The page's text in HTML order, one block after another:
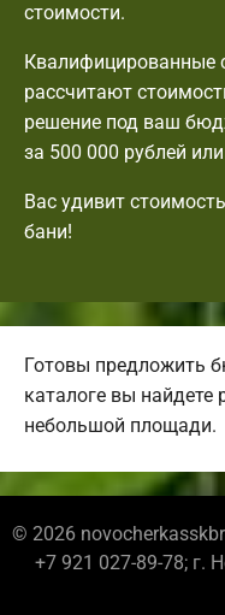
стоимости.
Квалифицированные
рассчитают
решение под ваш
за 500 000 рублей
Вас удивит
бани!
Готовы предложить
каталоге вы
небольшой площади.
© 2026
+7 921 027-89-78; г.